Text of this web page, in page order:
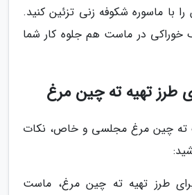
با ماسوره شکوفه زنی تزئین کنید.
خوراکی در ماست هم جلوه کار شما
طرز تهیه ته چین مرغ
ته چین مرغ مجلسی و خاص، نکات
طرز تهیه ته چین مرغ، ماست